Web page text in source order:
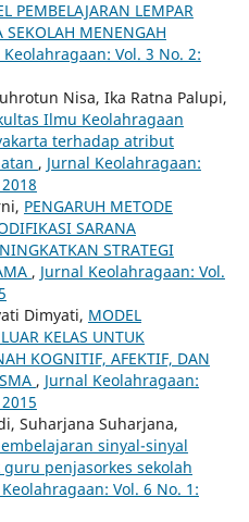
PEMBELAJARAN LEMPAR
MENENGAH
Keolahragaan: Vol. 3 No. 2:
Nisa, Ika Ratna Palupi,
Ilmu Keolahragaan
terhadap atribut
, Jurnal Keolahragaan:
PENGARUH METODE
SARANA
STRATEGI
, Jurnal Keolahragaan: Vol.
Dimyati, MODEL
KELAS UNTUK
KOGNITIF, AFEKTIF, DAN
, Jurnal Keolahragaan:
Suharjana Suharjana,
sinyal-sinyal
penjasorkes sekolah
Vol. 6 No. 1: